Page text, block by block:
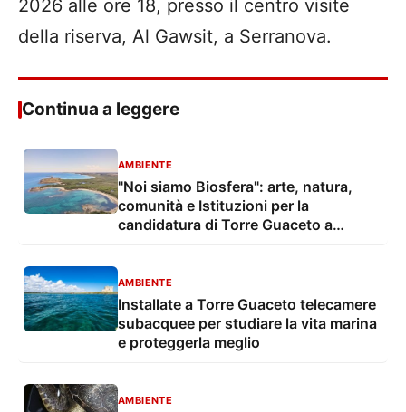
2026 alle ore 18, presso il centro visite
della riserva, Al Gawsit, a Serranova.
Continua a leggere
AMBIENTE
"Noi siamo Biosfera": arte, natura,
comunità e Istituzioni per la
candidatura di Torre Guaceto a
AMBIENTE
Installate a Torre Guaceto telecamere
subacquee per studiare la vita marina
e proteggerla meglio
AMBIENTE